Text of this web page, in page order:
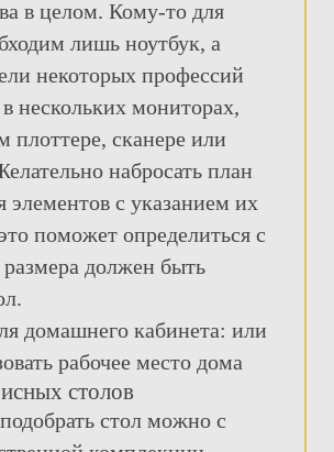
в целом. Кому-то для
лишь ноутбук, а
некоторых профессий
нескольких мониторах,
плоттере, сканере или
набросать план
элементов с указанием их
поможет определиться с
размера должен быть
столов
стол можно с